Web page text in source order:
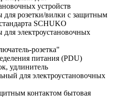
устройств
для розетки/вилки с защитным
SCHUKO
для электроустановочных
розетка"
питания (PDU)
удлинитель
для электроустановочных
контактом бытовая